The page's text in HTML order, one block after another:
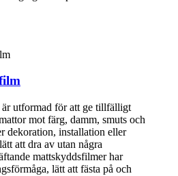
utformad för att ge tillfälligt
mot färg, damm, smuts och
dekoration, installation eller
att dra av utan några
mattskyddsfilmer har
lätt att fästa på och